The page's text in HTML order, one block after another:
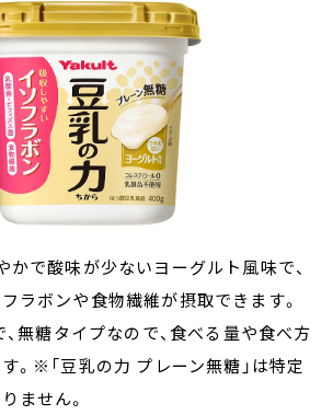
かで酸味が少ないヨーグルト風味で、
ラボンや食物繊維が摂取できます。
無糖タイプなので、食べる量や食べ方
。※「豆乳の力 プレーン無糖」は特定
ません。